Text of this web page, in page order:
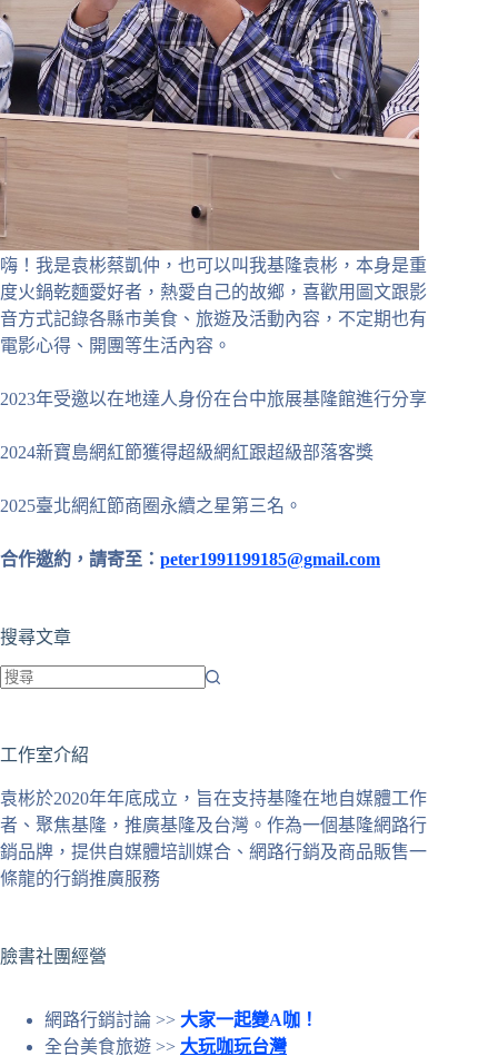
嗨！我是袁彬蔡凱仲，也可以叫我基隆袁彬，本身是重
度火鍋乾麵愛好者，熱愛自己的故鄉，喜歡用圖文跟影
音方式記錄各縣市美食、旅遊及活動內容，不定期也有
電影心得、開團等生活內容。
2023年受邀以在地達人身份在台中旅展基隆館進行分享
2024新寶島網紅節獲得超級網紅跟超級部落客獎
2025臺北網紅節商圈永續之星第三名。
合作邀約，請寄至： peter1991199185@gmail.com
搜尋文章
到
合
條
件
的
果
工作室介紹
袁彬於2020年年底成立，旨在支持基隆在地自媒體工作
者、聚焦基隆，推廣基隆及台灣。作為一個基隆網路行
銷品牌，提供自媒體培訓媒合、網路行銷及商品販售一
條龍的行銷推廣服務
臉書社團經營
網路行銷討論 >> 大家一起變A咖！
全台美食旅遊 >> 大玩咖玩台灣